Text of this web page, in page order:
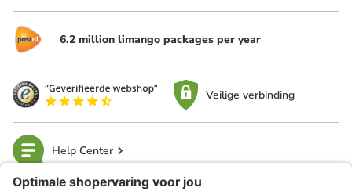
6.2 million limango packages per year
Veilige verbinding
Help Center